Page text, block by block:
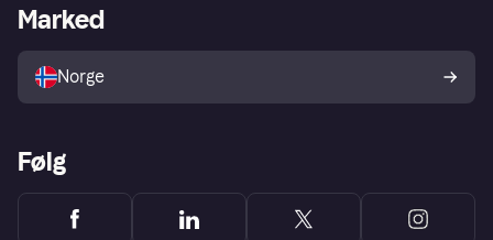
Utforsk butikker
Merchant portal
Marked
Norge
Følg